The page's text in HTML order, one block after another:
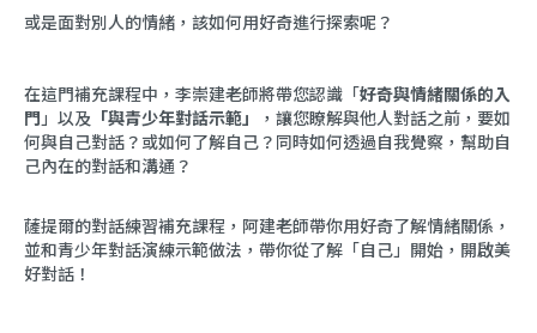
或是面對別人的情緒，該如何用好奇進行探索呢？
在這門補充課程中，李崇建老師將帶您認識「好奇與情緒關係的入
門」以及 「與青少年對話示範」
，讓您瞭解與他人對話之前，要如
何與自己對話？或如何了解自己？同時如何透過自我覺察，幫助自
己內在的對話和溝通？
薩提爾的對話練習補充課程，阿建老師帶你用好奇了解情緒關係，
並和青少年對話演練示範做法，帶你從了解「自己」開始，開啟美
好對話！